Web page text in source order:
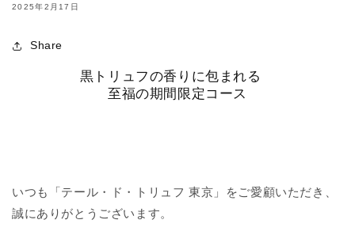
2025年2月17日
Share
黒トリュフの香りに包まれる
至福の期間限定コース
いつも「テール・ド・トリュフ 東京」をご愛顧いただき、
誠にありがとうございます。